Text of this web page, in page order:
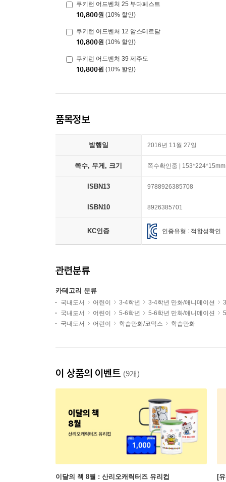
쿠키런 어드벤처 25 부다페스트
10,800원 (10% 할인)
쿠키런 어드벤처 12 암스테르담
10,800원 (10% 할인)
쿠키런 어드벤처 39 제주도
10,800원 (10% 할인)
품목정보
발행일 2016년 11월 27일
쪽수, 무게, 크기 쪽수확인중 | 153*224*15mm
ISBN13 9788926385708
ISBN10 8926385701
KC인증 인증유형 : 적합성확인
관련분류
카테고리 분류
국내도서 어린이 3-4학년 3-4학년 만화/애니메이션
국내도서
어린이 5-6학년 5-6학년 만화/애니메이션
국내도서
어린이 학습만화/코믹스 학습만화
이 상품의 이벤트 (9개)
이달의 책 8월 : 산리오캐릭터즈 유리컵
[